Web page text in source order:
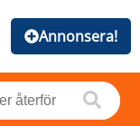
Annonsera!